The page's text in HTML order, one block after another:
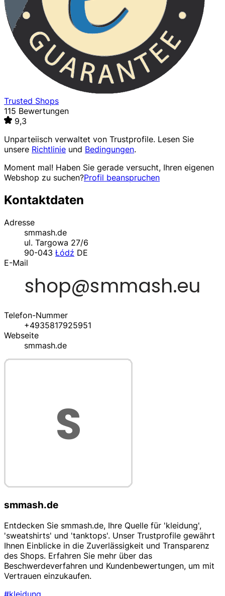
Trusted Shops
115 Bewertungen
9,3
Unparteiisch verwaltet von Trustprofile. Lesen Sie
unsere Richtlinie und Bedingungen.
Moment mal! Haben Sie gerade versucht, Ihren eigenen
Webshop zu suchen?Profil beanspruchen
Kontaktdaten
Adresse
smmash.de
ul. Targowa 27/6
90-043 Łódź DE
E-Mail
Telefon-Nummer
+4935817925951
Webseite
smmash.de
smmash.de
Entdecken Sie smmash.de, Ihre Quelle für 'kleidung',
'sweatshirts' und 'tanktops'. Unser Trustprofile gewährt
Ihnen Einblicke in die Zuverlässigkeit und Transparenz
des Shops. Erfahren Sie mehr über das
Beschwerdeverfahren und Kundenbewertungen, um mit
Vertrauen einzukaufen.
#kleidung